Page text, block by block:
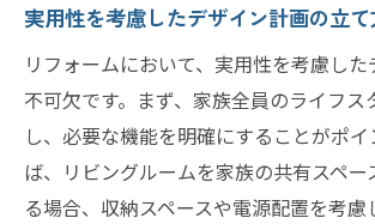
実用性を考慮したデザイン計画の立て
リフォームにおいて、実用性を考慮し
不可欠です。まず、家族全員のライフス
し、必要な機能を明確にすることがポイ
ば、リビングルームを家族の共有スペー
る場合、収納スペースや電源配置を考慮